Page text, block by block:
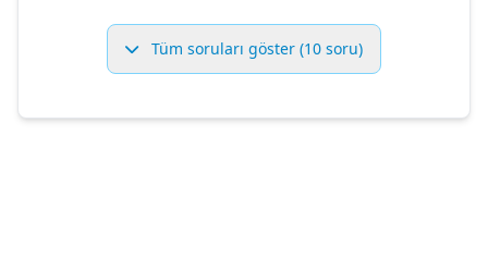
Tüm soruları göster (10 soru)